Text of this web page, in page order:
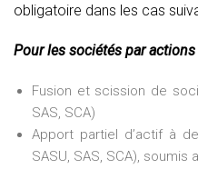
obligatoire dans les cas
Pour les sociétés par actions
Fusion et scission de
SAS, SCA)
Apport partiel d’actif à
SASU, SAS, SCA),